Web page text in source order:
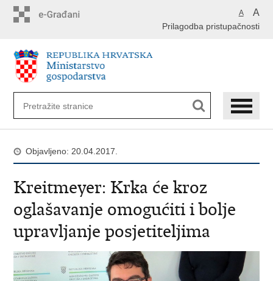
A A
Prilagodba pristupačnosti
Objavljeno: 20.04.2017.
Kreitmeyer: Krka će kroz
oglašavanje omogućiti i bolje
upravljanje posjetiteljima